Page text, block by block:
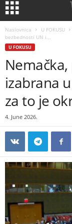
Naslovnica U FOKUSU
bezbednosti UN i...
U FOKUSU
izabrana
za to je
4. June 2026.